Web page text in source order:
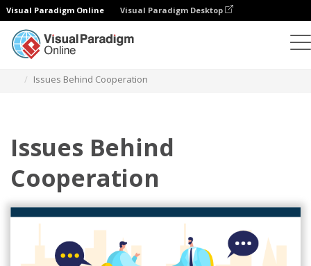
Visual Paradigm Online Visual Paradigm Desktop
Issues Behind Cooperation
Issues Behind
Cooperation